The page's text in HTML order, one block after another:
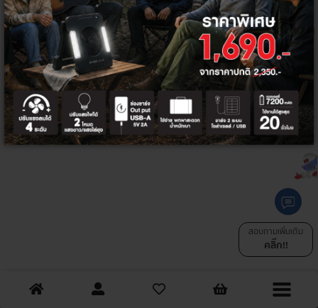
ตัวกรอง
ทั้งหมด
สอบถามเพิ่มเติม
คลิ๊ก!!